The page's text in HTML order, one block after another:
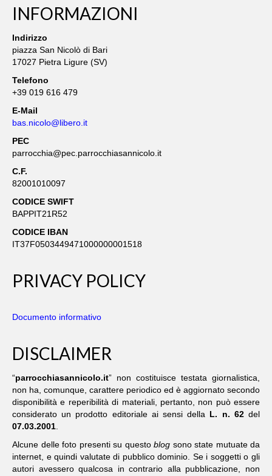
LIBRI
LIBRETTI VARI
PREGHIERE
BOLLETTINI
ALTRE PUBBLICAZIONI
CONFRATERNITE
FOTO
VIDEO
YOUTUBE – CELEBRAZIONI LITURGICHE
LIVE STRAMING
INFO
CONTATTI – INDIRIZZI
INFORMAZIONI
Indirizzo
piazza San Nicolò di Bari
17027 Pietra Ligure (SV)
Telefono
+39 019 616 479
E-Mail
bas.nicolo@libero.it
PEC
parrocchia@pec.parrocchiasannicolo.it
C.F.
82001010097
CODICE SWIFT
BAPPIT21R52
CODICE IBAN
IT37F0503449471000000001518
PRIVACY POLICY
Documento informativo
DISCLAIMER
“parrocchiasannicolo.it” non costituisce testata giornalistica,
non ha, comunque, carattere periodico ed è aggiornato secondo
disponibilità e reperibilità di materiali, pertanto, non può essere
considerato un prodotto editoriale ai sensi della L. n. 62del
07.03.2001
Alcune delle foto presenti su questo blog sono state mutuate da
internet, e quindi valutate di pubblico dominio. Se i soggetti o gli
autori avessero qualcosa in contrario alla pubblicazione, non